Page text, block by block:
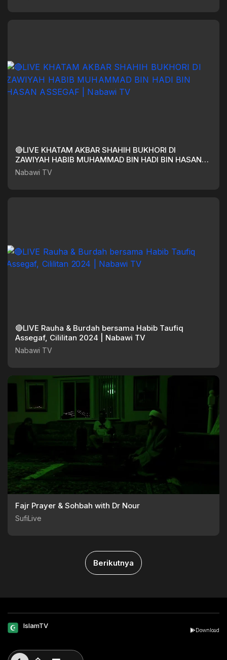
🔴LIVE KHATAM AKBAR SHAHIH BUKHORI DI
ZAWIYAH HABIB MUHAMMAD BIN HADI BIN HASAN
ASSEGAF | Nabawi TV
Nabawi TV
🔴LIVE Rauha & Burdah bersama Habib Taufiq
Assegaf, Cililitan 2024 | Nabawi TV
Nabawi TV
Fajr Prayer & Sohbah with Dr Nour
SufiLive
Berikutnya
IslamTV
Download